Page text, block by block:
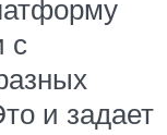
с
и задает